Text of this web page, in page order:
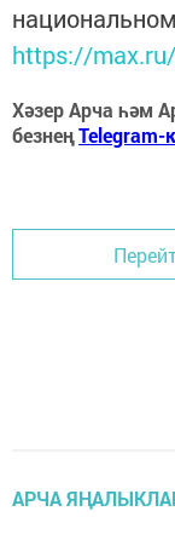
https://
Хәзер Арча һәм
безнеңTelegram-
АРЧА